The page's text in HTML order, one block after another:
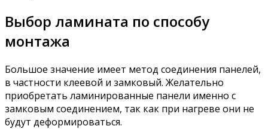
Выбор ламината по способу
монтажа
Большое значение имеет метод соединения панелей,
в частности клеевой и замковый. Желательно
приобретать ламинированные панели именно с
замковым соединением, так как при нагреве они не
будут деформироваться.